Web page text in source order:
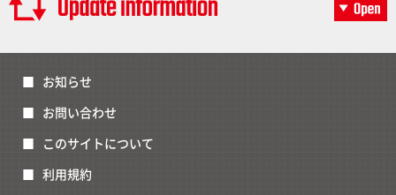
お知らせ
お問い合わせ
このサイトについて
利用規約